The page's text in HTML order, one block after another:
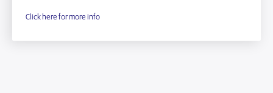
Click here for more info